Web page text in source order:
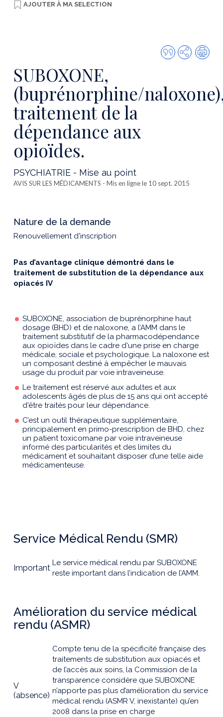
AJOUTER À MA SELECTION
Citer
cette
Partager
SUBOXONE,
(buprénorphine/
traitement de la
dépendance aux
opioïdes.
PSYCHIATRIE - Mise au point
AVIS SUR LES MÉDICAMENTS - Mis en ligne le 10 sept. 2015
Nature de la demande
Renouvellement d'inscription
Pas d’avantage clinique démontré dans le
traitement de substitution de la dépendance aux
opiacés IV
SUBOXONE, association de buprénorphine haut
dosage (BHD) et de naloxone, a l’AMM dans le
traitement substitutif de la pharmacodépendance
aux opioïdes dans le cadre d'une prise en charge
médicale, sociale et psychologique. La naloxone est
un composant destiné à empêcher le mauvais
usage du produit par voie intraveineuse.
Le traitement est réservé aux adultes et aux
adolescents âgés de plus de 15 ans qui ont accepté
d'être traités pour leur dépendance.
C’est un outil thérapeutique supplémentaire,
principalement en primo-prescription de BHD, chez
un patient toxicomane par voie intraveineuse
informé des particularités et des limites du
médicament et souhaitant disposer d’une telle aide
médicamenteuse.
Service Médical Rendu (SMR)
Important
Le service médical rendu par SUBOXONE
reste important dans l’indication de l’AMM.
Amélioration du service médical
rendu (ASMR)
V
(absence)
Compte tenu de la spécificité française des
traitements de substitution aux opiacés et
de l’accès aux soins, la Commission de la
transparence considère que SUBOXONE
n’apporte pas plus d’amélioration du service
médical rendu (ASMR V, inexistante) qu’en
2008 dans la prise en charge